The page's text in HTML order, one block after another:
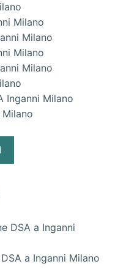
Milano
Milano
Milano
Milano
Inganni Milano
a Inganni Milano